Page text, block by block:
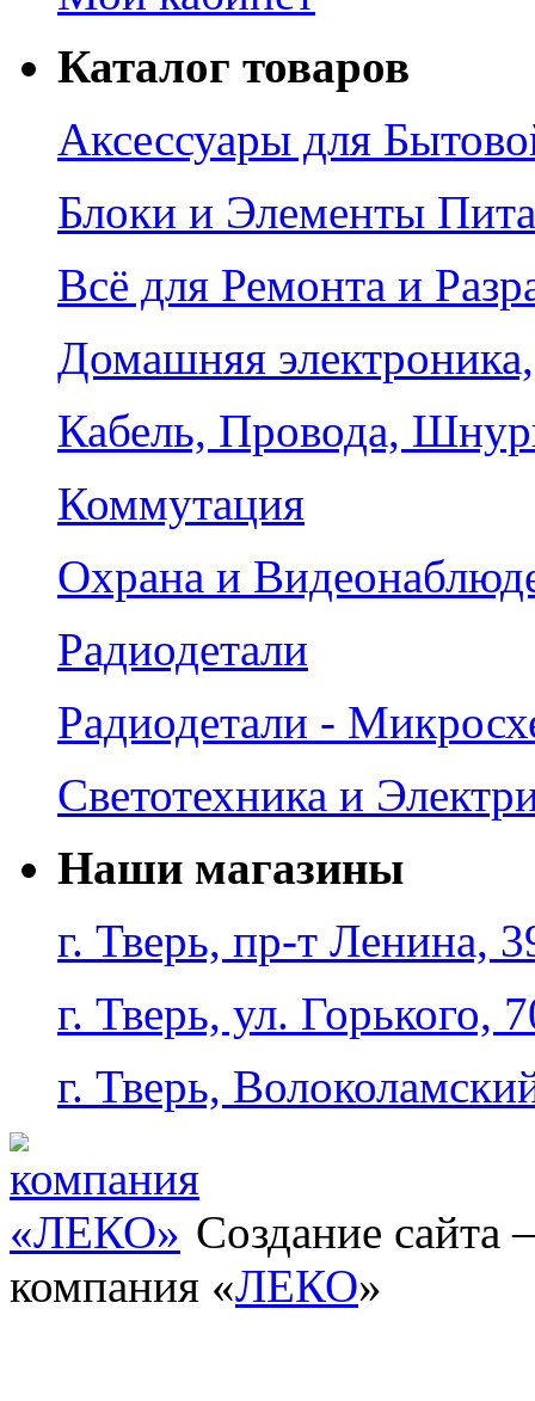
Каталог товаров
Аксессуары для
Блоки и Элементы
Всё для Ремонта и
Домашняя
Кабель, Провода,
Коммутация
Охрана и
Радиодетали
Радиодетали -
Светотехника и
Наши магазины
г. Тверь, пр-т Ленина,
г. Тверь, ул. Горького,
г. Тверь,
Создание сайта
компания «ЛЕКО»